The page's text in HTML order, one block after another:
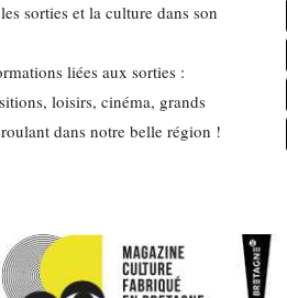
sorties et la culture dans son
liées aux sorties :
loisirs, cinéma, grands
dans notre belle région !